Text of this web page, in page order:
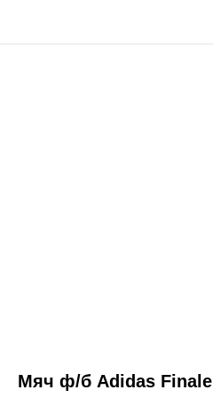
Мяч ф/б Adidas Finale